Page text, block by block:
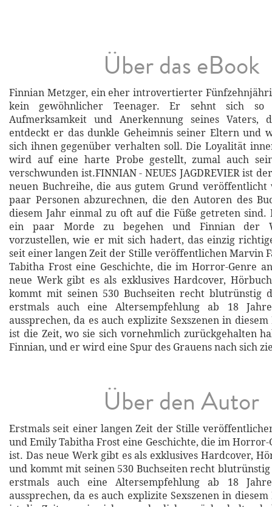
Über das eBook
Finnian Metzger, ein eher introvertierter
kein gewöhnlicher Teenager. Er sehnt sich
Aufmerksamkeit und Anerkennung seines Vaters,
entdeckt er das dunkle Geheimnis seiner Eltern und
sich ihnen gegenüber verhalten soll. Die Loyalität
wird auf eine harte Probe gestellt, zumal auch
verschwunden ist.FINNIAN - NEUES JAGDREVIER ist
neuen Buchreihe, die aus gutem Grund
paar Personen abzurechnen, die den Autoren des
diesem Jahr einmal zu oft auf die Füße getreten sind.
ein paar Morde zu begehen und Finnian der
vorzustellen, wie er mit sich hadert, das einzig
seit einer langen Zeit der Stille veröffentlichen Marvin
Tabitha Frost eine Geschichte, die im Horror-Genre
neue Werk gibt es als exklusives Hardcover,
kommt mit seinen 530 Buchseiten recht blutrünstig
erstmals auch eine Altersempfehlung ab 18
aussprechen, da es auch explizite Sexszenen in
ist die Zeit, wo sie sich vornehmlich zurückgehalten
Finnian, und er wird eine Spur des Grauens nach sich
Über den Autor
Erstmals seit einer langen Zeit der Stille
und Emily Tabitha Frost eine Geschichte, die im Horror-
ist. Das neue Werk gibt es als exklusives Hardcover,
und kommt mit seinen 530 Buchseiten recht blutrünstig
erstmals auch eine Altersempfehlung ab 18
aussprechen, da es auch explizite Sexszenen in